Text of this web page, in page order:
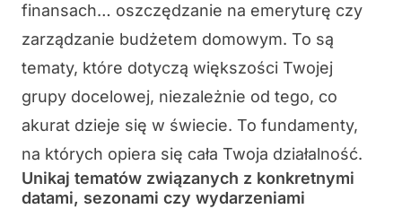
finansach… oszczędzanie na emeryturę czy
zarządzanie budżetem domowym. To są
tematy, które dotyczą większości Twojej
grupy docelowej, niezależnie od tego, co
akurat dzieje się w świecie. To fundamenty,
na których opiera się cała Twoja działalność.
Unikaj tematów związanych z konkretnymi
datami, sezonami czy wydarzeniami